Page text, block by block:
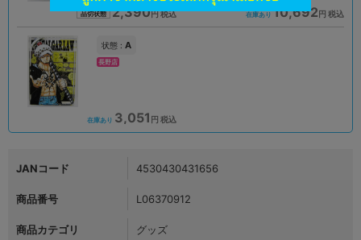
品切状態 2,390円 税込 在庫あり 10,692 円 税込
状態 : A
長野店
在庫あり 3,051 円 税込
JANコード 4530430431656
商品番号 L06370912
商品カテゴリ グッズ